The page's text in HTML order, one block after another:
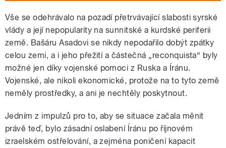
Vše se odehrávalo na pozadí přetrvávající slabosti syrské
vlády a její nepopularity na sunnitské a kurdské periferii
země. Bašáru Asadovi se nikdy nepodařilo dobýt zpátky
celou zemi, a i jeho přežití a částečná „reconquista“ byly
možné jen díky vojenské pomoci z Ruska a Íránu.
Vojenské, ale nikoli ekonomické, protože na to tyto země
neměly prostředky, a ani je nechtěly poskytnout.
Jedním z impulzů pro to, aby se situace začala měnit
právě teď, bylo zásadní oslabení Íránu po říjnovém
izraelském ostřelování, a zejména poničení kapacit